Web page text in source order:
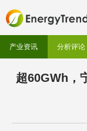
产业资讯 分析评论
超60GWh，